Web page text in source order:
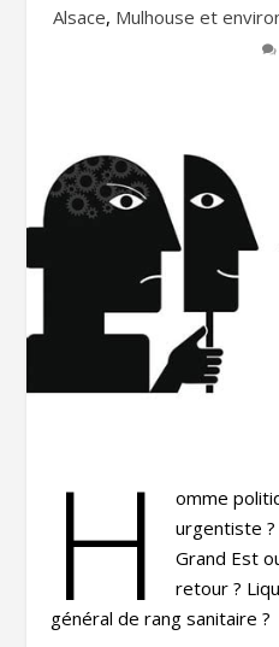
Alsace, Mulhouse et
H
omme
urgentiste
Grand Est
retour ?
général de rang sanitaire ?